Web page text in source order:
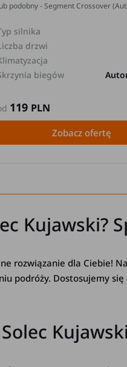
podobny - Segment Crossover
silnika
drzwi
biegów
119 PLN
Zobacz ofertę
Kujawski?
rozwiązanie dla Ciebie!
podróży. Dostosujemy